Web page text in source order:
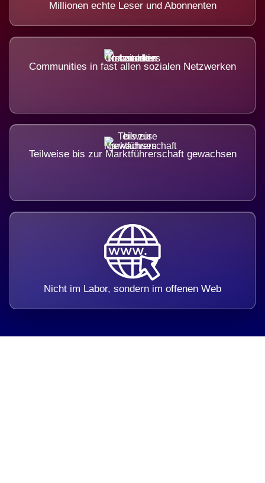
Millionen echte Leser und Abonnenten
Communities in fast allen sozialen Netzwerken
Teilweise bis zur Marktführerschaft gewachsen
Nicht im Labor, sondern im offenen Web